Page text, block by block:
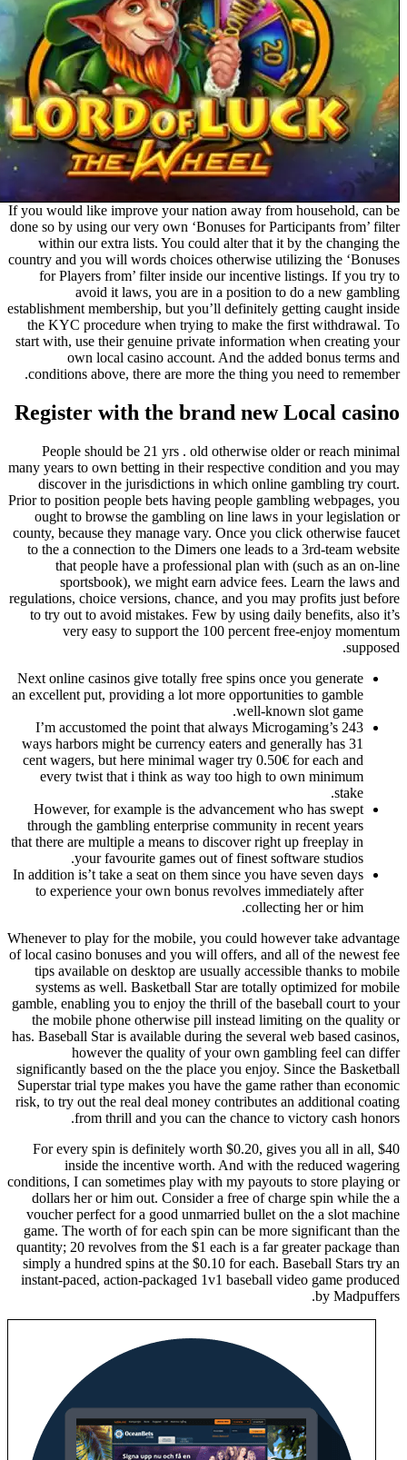
If you would like improve your nation away from household,
done so by using our very own ‘Bonuses for Participants
within our extra lists. You could alter that it by the
country and you will words choices otherwise utilizing the
for Players from’ filter inside our incentive listings. If
avoid it laws, you are in a position to do a new
establishment membership, but you’ll definitely getting
the KYC procedure when trying to make the first
start with, use their genuine private information when
own local casino account. And the added bonus
conditions above, there are more the thing you need to
Register with the brand new Local
People should be 21 yrs . old otherwise older or reach
many years to own betting in their respective condition and
discover in the jurisdictions in which online gambling
Prior to position people bets having people gambling
ought to browse the gambling on line laws in your
county, because they manage vary. Once you click
to the a connection to the Dimers one leads to a 3rd-team
that people have a professional plan with (such as
sportsbook), we might earn advice fees. Learn the
regulations, choice versions, chance, and you may profits
to try out to avoid mistakes. Few by using daily benefits,
very easy to support the 100 percent free-enjoy
Next online casinos give totally free spins once you
an excellent put, providing a lot more opportunities to
well-known slot
I’m accustomed the point that always Microgaming’s
ways harbors might be currency eaters and generally has
cent wagers, but here minimal wager try 0.50€ for each
every twist that i think as way too high to own
However, for example is the advancement who has
through the gambling enterprise community in recent
that there are multiple a means to discover right up freeplay
your favourite games out of finest software
In addition is’t take a seat on them since you have seven
to experience your own bonus revolves immediately
collecting her or
Whenever to play for the mobile, you could however take
of local casino bonuses and you will offers, and all of the
tips available on desktop are usually accessible thanks
systems as well. Basketball Star are totally optimized
gamble, enabling you to enjoy the thrill of the baseball court
the mobile phone otherwise pill instead limiting on the
has. Baseball Star is available during the several web based
however the quality of your own gambling feel
significantly based on the the place you enjoy. Since the
Superstar trial type makes you have the game rather than
risk, to try out the real deal money contributes an additional
from thrill and you can the chance to victory cash
For every spin is definitely worth $0.20, gives you all in
inside the incentive worth. And with the reduced
conditions, I can sometimes play with my payouts to store
dollars her or him out. Consider a free of charge spin
voucher perfect for a good unmarried bullet on the a slot
game. The worth of for each spin can be more significant
quantity; 20 revolves from the $1 each is a far greater
simply a hundred spins at the $0.10 for each. Baseball
instant-paced, action-packaged 1v1 baseball video game
by